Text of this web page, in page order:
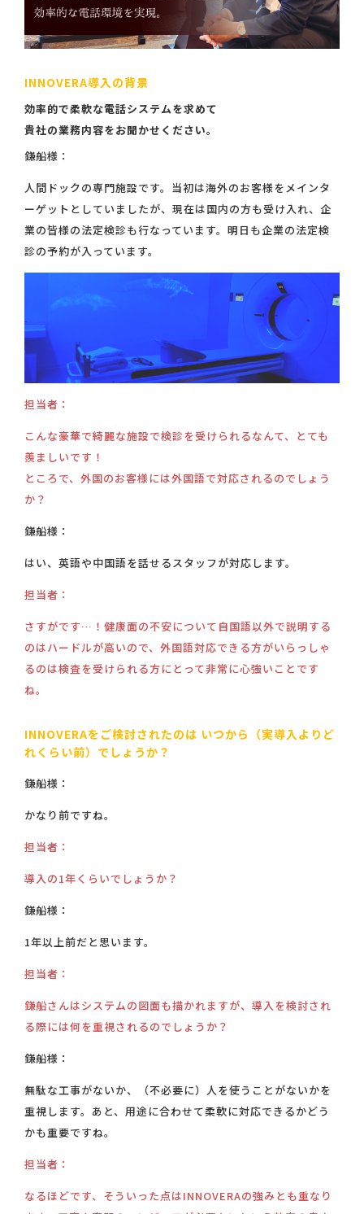
INNOVERA導入の背景
効率的で柔軟な電話システムを求めて
貴社の業務内容をお聞かせください。
鎌船様：
人間ドックの専門施設です。当初は海外のお客様をメインタ
ーゲットとしていましたが、現在は国内の方も受け入れ、企
業の皆様の法定検診も行なっています。明日も企業の法定検
診の予約が入っています。
担当者：
こんな豪華で綺麗な施設で検診を受けられるなんて、とても
羨ましいです！
ところで、外国のお客様には外国語で対応されるのでしょう
か？
鎌船様：
はい、英語や中国語を話せるスタッフが対応します。
担当者：
さすがです…！健康面の不安について自国語以外で説明する
のはハードルが高いので、外国語対応できる方がいらっしゃ
るのは検査を受けられる方にとって非常に心強いことです
ね。
INNOVERAをご検討されたのは いつから（実導入よりど
れくらい前）でしょうか？
鎌船様：
かなり前ですね。
担当者：
導入の1年くらいでしょうか？
鎌船様：
1年以上前だと思います。
担当者：
鎌船さんはシステムの図面も描かれますが、導入を検討され
る際には何を重視されるのでしょうか？
鎌船様：
無駄な工事がないか、（不必要に）人を使うことがないかを
重視します。あと、用途に合わせて柔軟に対応できるかどう
かも重要ですね。
担当者：
なるほどです、そういった点はINNOVERAの強みとも重なり